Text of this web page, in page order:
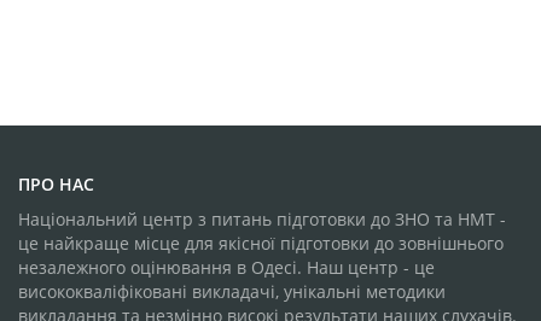
ПРО НАС
Національний центр з питань підготовки до ЗНО та НМТ -
це найкраще місце для якісної підготовки до зовнішнього
незалежного оцінювання в Одесі. Наш центр - це
висококваліфіковані викладачі, унікальні методики
викладання та незмінно високі результати наших слухачів.